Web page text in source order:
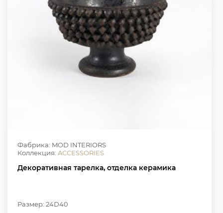
Фабрика: MOD INTERIORS
Коллекция: ACCESSORIES
Декоративная тарелка, отделка керамика
Размер: 24D40